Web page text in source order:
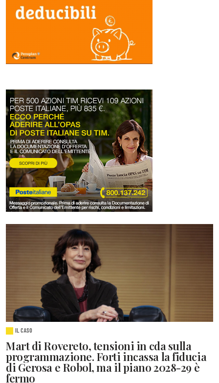
IL CASO
Mart di Rovereto, tensioni in cda sulla
programmazione. Forti incassa la fiducia
di Gerosa e Robol, ma il piano 2028-29 è
fermo